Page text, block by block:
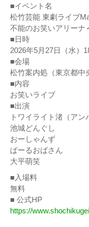
■イベント名
松竹芸能 東劇ライブ
不能のお笑いアリーナ
■日時
2026年5月27日（水）
■会場
松竹案内処（東京都中
■内容
お笑いライブ
■出演
トワイライト渚（アン
池城どんぐし
おーしゃんず
ぱーるおばさん
大平萌笑
■入場料
無料
■ 公式HP
https://